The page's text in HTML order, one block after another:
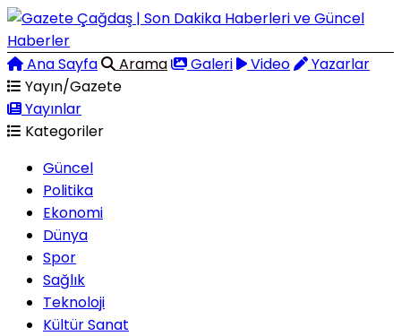
Ana Sayfa Arama Galeri Video
Yazarlar
Yayın/Gazete
Yayınlar
Kategoriler
Güncel
Politika
Ekonomi
Dünya
Spor
Sağlık
Teknoloji
Kültür Sanat